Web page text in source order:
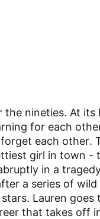
the nineties. At
for each
each other.
girl in town -
in a
a series of
Lauren
that takes off